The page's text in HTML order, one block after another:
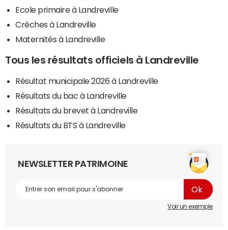
Ecole primaire à Landreville
Crèches à Landreville
Maternités à Landreville
Tous les résultats officiels à Landreville
Résultat municipale 2026 à Landreville
Résultats du bac à Landreville
Résultats du brevet à Landreville
Résultats du BTS à Landreville
NEWSLETTER PATRIMOINE
Voir un exemple